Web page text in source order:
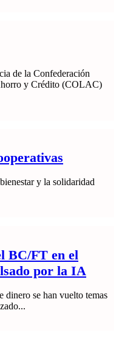
de la Confederación
y Crédito (COLAC)
y la solidaridad
BC/FT en el
por la IA
dinero se han vuelto temas